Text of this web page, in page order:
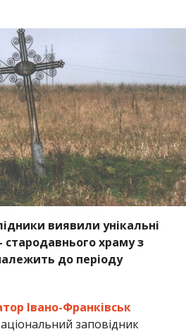
виявили унікальні
храму з
до періоду
Івано-Франківськ
заповідник